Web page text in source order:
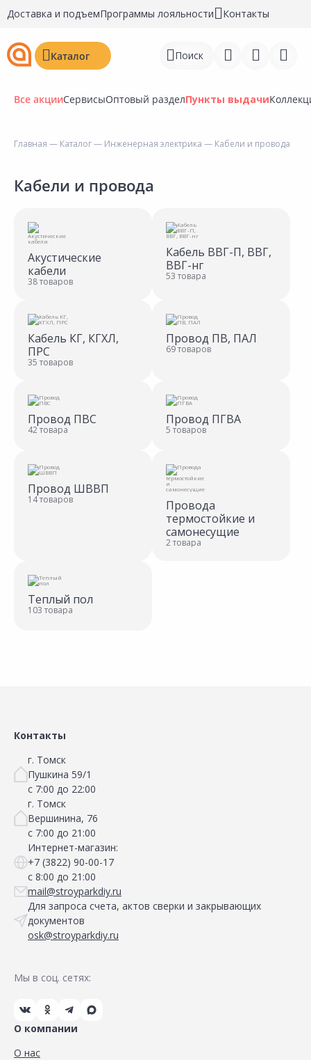
Доставка и подъемПрограммы лояльности Контакты
Каталог Поиск
Регистрация
Перейти к сравнению
Избранное
Недавно просмотренные
Все акцииСервисыОптовый разделПункты выдачи
Главная — Каталог— Инженерная электрика — Кабели и провода
Кабели и провода
Акустические
кабели
38 товаров
Кабель ВВГ-П, ВВГ,
ВВГ-нг
53 товара
Кабель КГ, КГХЛ,
ПРС
35 товаров
Провод ПВ, ПАЛ
69 товаров
Провод ПВС
42 товара
Провод ПГВА
5 товаров
Провод ШВВП
14 товаров
Провода
термостойкие и
самонесущие
2 товара
Теплый пол
103 товара
Контакты
г. Томск
Пушкина 59/1
с 7:00 до 22:00
г. Томск
Вершинина, 76
с 7:00 до 21:00
Интернет-магазин:
+7 (3822) 90-00-17
с 8:00 до 21:00
mail@stroyparkdiy.ru
Для запроса счета, актов сверки и закрывающих
документов
osk@stroyparkdiy.ru
Мы в соц. сетях:
О компании
О нас